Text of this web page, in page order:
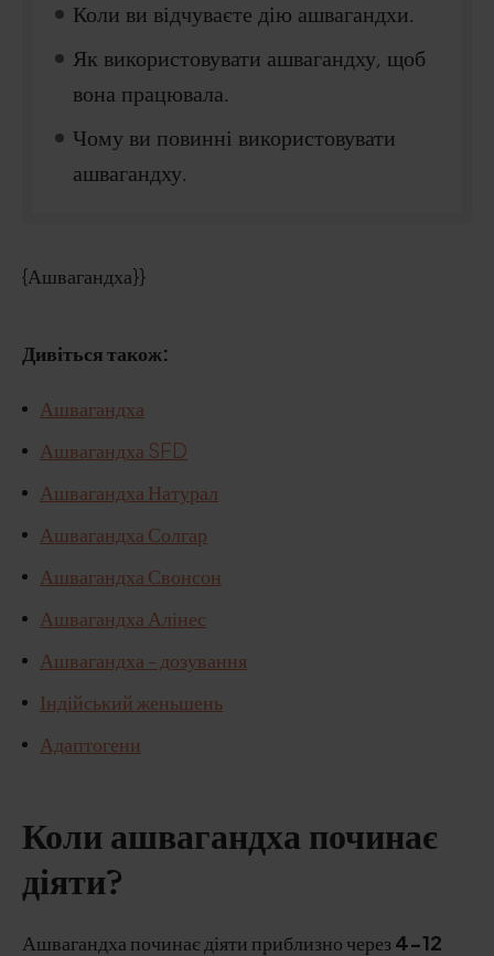
Коли ви відчуваєте дію ашвагандхи.
Як використовувати ашвагандху, щоб
вона працювала.
Чому ви повинні використовувати
ашвагандху.
{Ашвагандха}}
Дивіться також:
Ашвагандха
Ашвагандха SFD
Ашвагандха Натурал
Ашвагандха Солгар
Ашвагандха Свонсон
Ашвагандха Алінес
Ашвагандха - дозування
Індійський женьшень
Адаптогени
Коли ашвагандха починає
діяти?
Ашвагандха починає діяти приблизно через4-12